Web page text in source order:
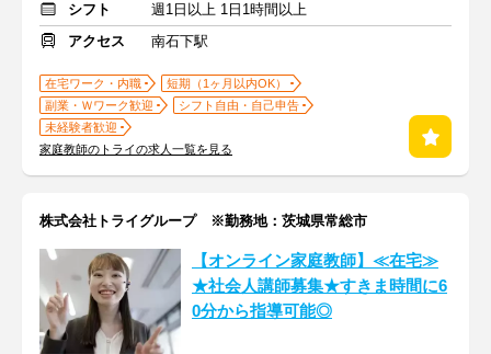
シフト
週1日以上 1日1時間以上
アクセス
南石下駅
在宅ワーク・内職
短期（1ヶ月以内OK）
副業・Ｗワーク歓迎
シフト自由・自己申告
未経験者歓迎
家庭教師のトライの求人一覧を見る
株式会社トライグループ ※勤務地：茨城県常総市
【オンライン家庭教師】≪在宅≫
★社会人講師募集★すきま時間に6
0分から指導可能◎